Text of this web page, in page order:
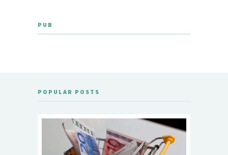
PUB
POPULAR POSTS